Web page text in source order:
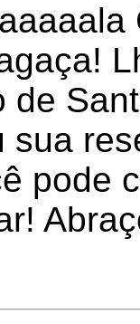
de
sua
pode